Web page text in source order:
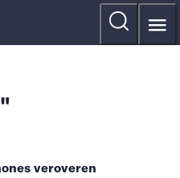
veroveren